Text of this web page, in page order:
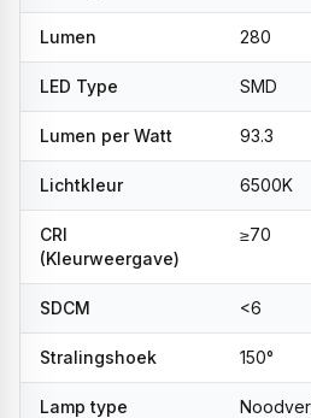
Lumen 280
LED Type SMD
Lumen per Watt 93.3
Lichtkleur 6500K
CRI
(Kleurweergave)
≥70
SDCM <6
Stralingshoek 150°
Lamp type